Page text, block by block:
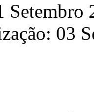
Setembro
03